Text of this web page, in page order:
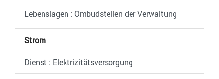
Lebenslagen : Ombudstellen der Verwaltung
Strom
Dienst : Elektrizitätsversorgung